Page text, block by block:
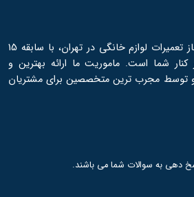
امداد آی.پی، نمایندگی مجاز تعمیرات لوازم خانگی در تهران، با سابقه 15
کنار شما است. ماموریت ما ارائه بهترین و
و توسط مجرب ترین متخصصین برای مشتریان
دهی به سوالات شما می باشند.